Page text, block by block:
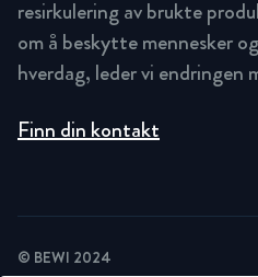
resirkulering av brukte
om å beskytte mennesker
hverdag, leder vi
Finn din kontakt
© BEWI 2024